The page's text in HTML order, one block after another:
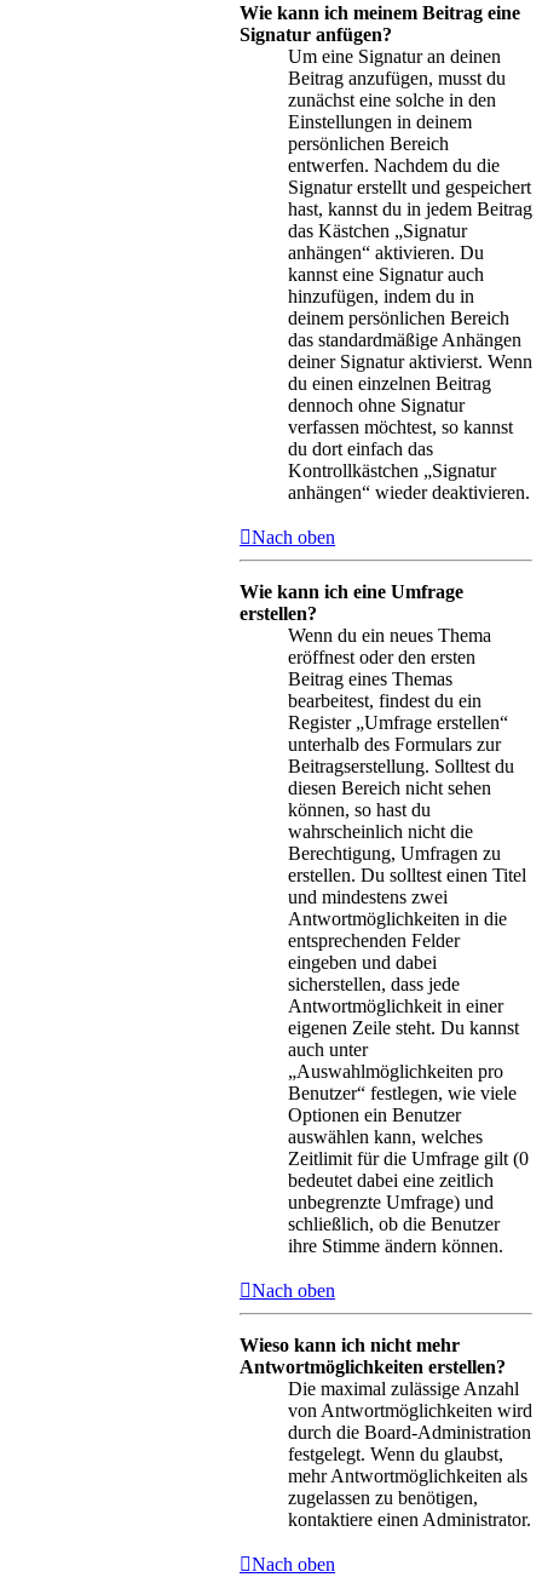
Wie kann ich meinem Beitrag eine
Signatur anfügen?
Um eine Signatur an deinen
Beitrag anzufügen, musst du
zunächst eine solche in den
Einstellungen in deinem
persönlichen Bereich
entwerfen. Nachdem du die
Signatur erstellt und gespeichert
hast, kannst du in jedem Beitrag
das Kästchen „Signatur
anhängen“ aktivieren. Du
kannst eine Signatur auch
hinzufügen, indem du in
deinem persönlichen Bereich
das standardmäßige Anhängen
deiner Signatur aktivierst. Wenn
du einen einzelnen Beitrag
dennoch ohne Signatur
verfassen möchtest, so kannst
du dort einfach das
Kontrollkästchen „Signatur
anhängen“ wieder deaktivieren.
Nach oben
Wie kann ich eine Umfrage
erstellen?
Wenn du ein neues Thema
eröffnest oder den ersten
Beitrag eines Themas
bearbeitest, findest du ein
Register „Umfrage erstellen“
unterhalb des Formulars zur
Beitragserstellung. Solltest du
diesen Bereich nicht sehen
können, so hast du
wahrscheinlich nicht die
Berechtigung, Umfragen zu
erstellen. Du solltest einen Titel
und mindestens zwei
Antwortmöglichkeiten in die
entsprechenden Felder
eingeben und dabei
sicherstellen, dass jede
Antwortmöglichkeit in einer
eigenen Zeile steht. Du kannst
auch unter
„Auswahlmöglichkeiten pro
Benutzer“ festlegen, wie viele
Optionen ein Benutzer
auswählen kann, welches
Zeitlimit für die Umfrage gilt (0
bedeutet dabei eine zeitlich
unbegrenzte Umfrage) und
schließlich, ob die Benutzer
ihre Stimme ändern können.
Nach oben
Wieso kann ich nicht mehr
Antwortmöglichkeiten erstellen?
Die maximal zulässige Anzahl
von Antwortmöglichkeiten wird
durch die Board-Administration
festgelegt. Wenn du glaubst,
mehr Antwortmöglichkeiten als
zugelassen zu benötigen,
kontaktiere einen Administrator.
Nach oben